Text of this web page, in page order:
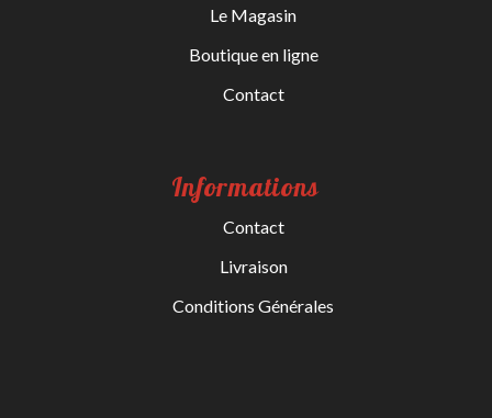
Le Magasin
Boutique en ligne
Contact
Informations
Contact
Livraison
Conditions Générales